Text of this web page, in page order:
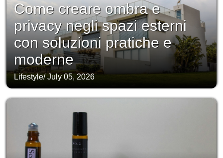
Come creare ombra e
privacy negli spazi esterni
con soluzioni pratiche e
moderne
Lifestyle/July 05, 2026